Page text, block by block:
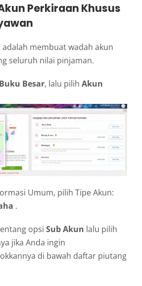
Perkiraan Khusus
membuat wadah akun
seluruh nilai pinjaman.
Buku Besar, lalu pilih Akun
Umum, pilih Tipe Akun:
.
opsi Sub Akun lalu pilih
jika Anda ingin
di bawah daftar piutang